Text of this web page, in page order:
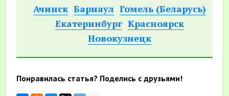
Ачинск Барнаул Гомель (Беларусь)
Екатеринбург Красноярск
Новокузнецк
Понравилась статья? Поделись с друзьями!